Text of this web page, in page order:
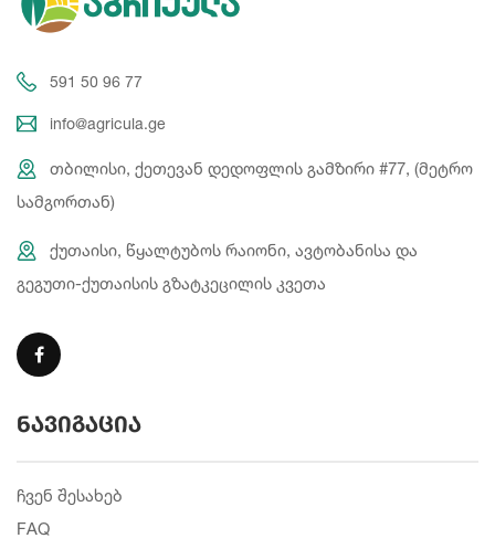
591 50 96 77
info@agricula.ge
თბილისი, ქეთევან დედოფლის გამზირი #77, (მეტრო
სამგორთან)
ქუთაისი, წყალტუბოს რაიონი, ავტობანისა და
გეგუთი-ქუთაისის გზატკეცილის კვეთა
ნავიგაცია
ჩვენ შესახებ
FAQ